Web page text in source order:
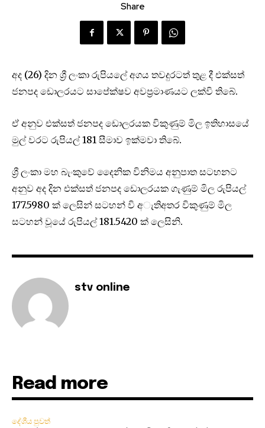
Share
අද (26) දින ශ්‍රී ලංකා රුපියලේ අගය තවදුරටත් තුළ දී එක්සත්
ජනපද ඩොලරයට සාපේක්ෂව අවප්‍රමාණයට ලක්වි තිබේ.
ඒ අනුව එක්සත් ජනපද ඩොලරයක විකුණුම් මිල ඉතිහාසයේ
මුල් වරට රුපියල් 181 සීමාව ඉක්මවා තිබේ.
ශ්‍රී ලංකා මහ බැංකුවේ දෛනික විනිමය අනුපාත සටහනට
අනුව අද දින එක්සත් ජනපද ඩොලරයක ගැණුම් මිල රුපියල්
177.5980 ක් ලෙසින් සටහන් වි අැතිඅතර විකුණුම් මිල
සටහන් වූයේ රුපියල් 181.5420 ක් ලෙසිනි.
stv online
Read more
දේශීය පුවත්